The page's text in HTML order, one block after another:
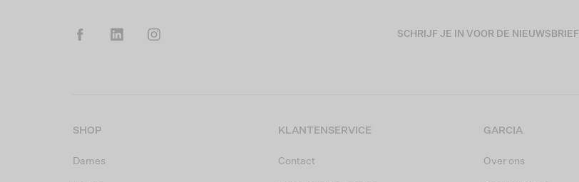
SCHRIJF JE IN VOOR DE NIEUWSBRIEF
SHOP
Dames
KLANTENSERVICE
Contact
GARCIA
Over ons